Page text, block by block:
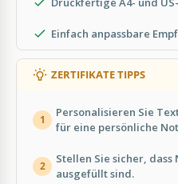
Einfach anpassbare
ZERTIFIKATE TIPPS
1
Personalisieren Sie
für eine persönliche
2
Stellen Sie sicher,
ausgefüllt sind.